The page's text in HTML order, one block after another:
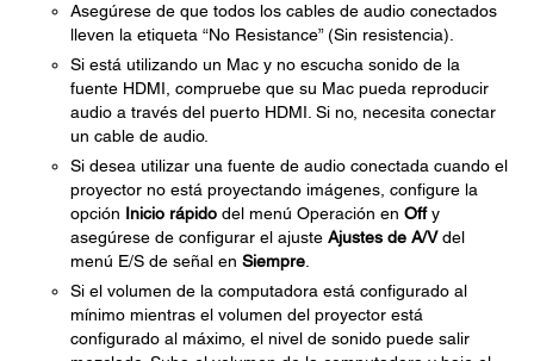
Asegúrese de que todos los cables de audio conectados
lleven la etiqueta “No Resistance” (Sin resistencia).
Si está utilizando un Mac y no escucha sonido de la
fuente HDMI, compruebe que su Mac pueda reproducir
audio a través del puerto HDMI. Si no, necesita conectar
un cable de audio.
Si desea utilizar una fuente de audio conectada cuando el
proyector no está proyectando imágenes, configure la
opción Inicio rápido del menú Operación en Offy
asegúrese de configurar el ajuste Ajustes de A/Vdel
menú E/S de señal en Siempre
Si el volumen de la computadora está configurado al
mínimo mientras el volumen del proyector está
configurado al máximo, el nivel de sonido puede salir